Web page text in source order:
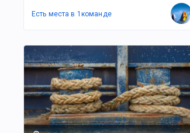
Есть места в 1 командe